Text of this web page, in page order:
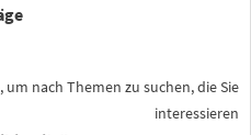
um nach Themen zu suchen, die Sie
interessieren